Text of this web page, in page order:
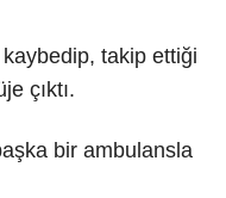
kaybedip, takip ettiği
çıktı.
bir ambulansla